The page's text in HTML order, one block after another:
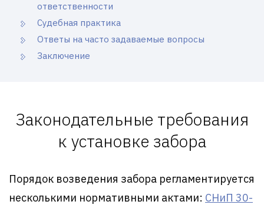
ответственности
Судебная практика
Ответы на часто задаваемые вопросы
Заключение
Законодательные требования
к установке забора
Порядок возведения забора регламентируется
несколькими нормативными актами: СНиП 30-